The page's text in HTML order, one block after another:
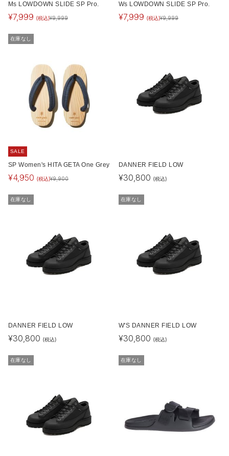
Ms LOWDOWN SLIDE SP Pro.
¥7,999 (税込)¥9,999
Ws LOWDOWN SLIDE SP Pro.
¥7,999 (税込)¥9,999
在庫なし
SALE
SP Women's HITA GETA One Grey
¥4,950 (税込)¥9,900
DANNER FIELD LOW
¥30,800 (税込)
在庫なし
DANNER FIELD LOW
¥30,800 (税込)
在庫なし
W'S DANNER FIELD LOW
¥30,800 (税込)
在庫なし 在庫なし